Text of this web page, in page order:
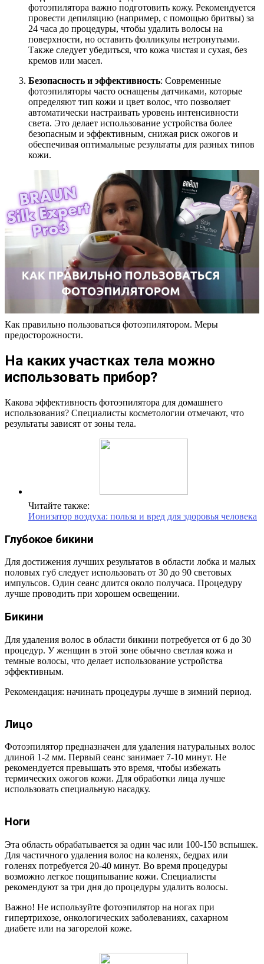
фотоэпилятора важно подготовить кожу. Рекомендуется
провести депиляцию (например, с помощью бритвы) за
24 часа до процедуры, чтобы удалить волосы на
поверхности, но оставить фолликулы нетронутыми.
Также следует убедиться, что кожа чистая и сухая, без
кремов или масел.
Безопасность и эффективность: Современные
фотоэпиляторы часто оснащены датчиками, которые
определяют тип кожи и цвет волос, что позволяет
автоматически настраивать уровень интенсивности
света. Это делает использование устройства более
безопасным и эффективным, снижая риск ожогов и
обеспечивая оптимальные результаты для разных типов
кожи.
Как правильно пользоваться фотоэпилятором. Меры
предосторожности.
На каких участках тела можно
использовать прибор?
Какова эффективность фотоэпилятора для домашнего
использования? Специалисты косметологии отмечают, что
результаты зависят от зоны тела.
Читайте также:
Ионизатор воздуха: польза и вред для здоровья человека
Глубокое бикини
Для достижения лучших результатов в области лобка и малых
половых губ следует использовать от 30 до 90 световых
импульсов. Один сеанс длится около получаса. Процедуру
лучше проводить при хорошем освещении.
Бикини
Для удаления волос в области бикини потребуется от 6 до 30
процедур. У женщин в этой зоне обычно светлая кожа и
темные волосы, что делает использование устройства
эффективным.
Рекомендация: начинать процедуры лучше в зимний период.
Лицо
Фотоэпилятор предназначен для удаления натуральных волос
длиной 1-2 мм. Первый сеанс занимает 7-10 минут. Не
рекомендуется превышать это время, чтобы избежать
термических ожогов кожи. Для обработки лица лучше
использовать специальную насадку.
Ноги
Эта область обрабатывается за один час или 100-150 вспышек.
Для частичного удаления волос на коленях, бедрах или
голенях потребуется 20-40 минут. Во время процедуры
возможно легкое пощипывание кожи. Специалисты
рекомендуют за три дня до процедуры удалить волосы.
Важно! Не используйте фотоэпилятор на ногах при
гипертрихозе, онкологических заболеваниях, сахарном
диабете или на загорелой коже.